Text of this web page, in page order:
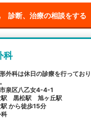
診断、治療の相談をする
科
外科は休日の診療を行ってお
泉区八乙女4-4-1
駅 黒松駅 旭ヶ丘駅
から徒歩15分